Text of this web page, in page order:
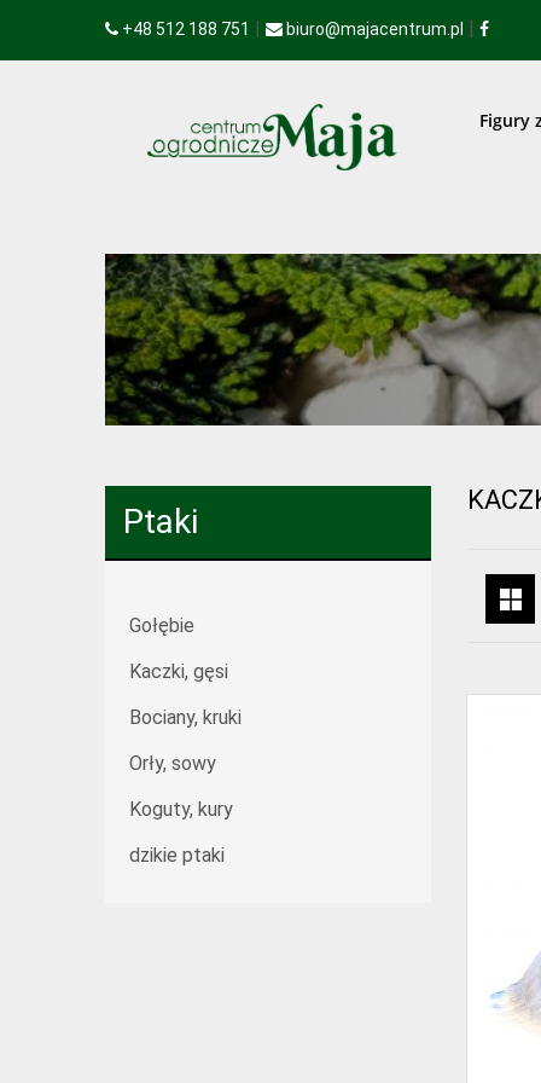
+48 512 188 751 | biuro@majacentrum.pl |
Figury
Ptaki
Gołębie
Kaczki, gęsi
Bociany, kruki
Orły, sowy
Koguty, kury
dzikie ptaki